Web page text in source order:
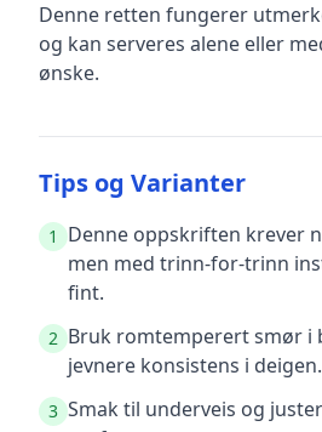
Denne retten fungerer
og kan serveres alene eller
ønske.
Tips og Varianter
1
Denne oppskriften krever
men med trinn-for-trinn
fint.
2 Bruk romtemperert smør i
jevnere konsistens i deigen.
3 Smak til underveis og